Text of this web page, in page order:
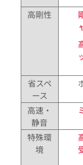
高剛性
省スペ
ース
高速・
静音
特殊環
境